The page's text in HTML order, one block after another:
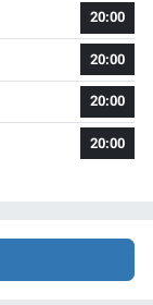
20:00
20:00
20:00
20:00